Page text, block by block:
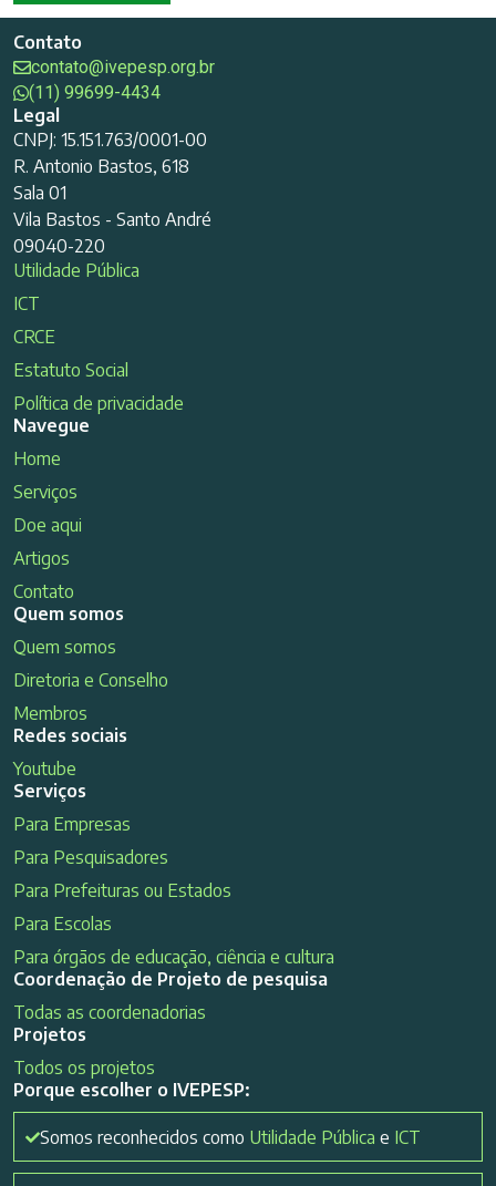
Contato
contato@ivepesp.org.br
(11) 99699-4434
Legal
CNPJ: 15.151.763/0001-00
R. Antonio Bastos, 618
Sala 01
Vila Bastos - Santo André
09040-220
Utilidade Pública
ICT
CRCE
Estatuto Social
Política de privacidade
Navegue
Home
Serviços
Doe aqui
Artigos
Contato
Quem somos
Quem somos
Diretoria e Conselho
Membros
Redes sociais
Youtube
Serviços
Para Empresas
Para Pesquisadores
Para Prefeituras ou Estados
Para Escolas
Para órgãos de educação, ciência e cultura
Coordenação de Projeto de pesquisa
Todas as coordenadorias
Projetos
Todos os projetos
Porque escolher o IVEPESP:
Somos reconhecidos como Utilidade Pública e ICT